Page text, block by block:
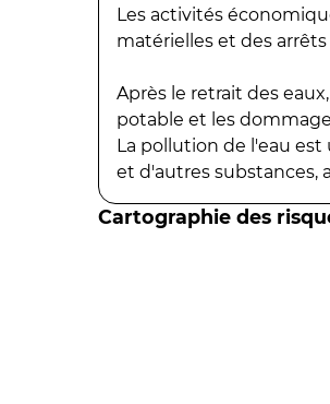
Les activités
matérielles et des
Après le retrait des
potable et les
La pollution de l'eau
et d'autres substances,
Cartographie des